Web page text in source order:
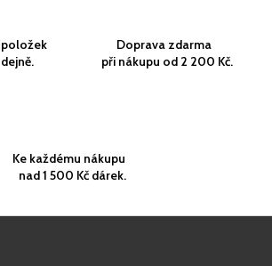
Doprava zdarma
při nákupu od 2 200 Kč.
Ke každému nákupu
nad 1 500 Kč dárek.